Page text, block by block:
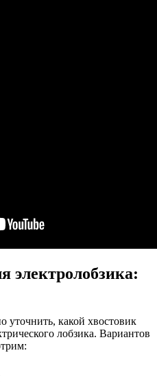
электролобзика:
уточнить, какой хвостовик
лобзика. Вариантов